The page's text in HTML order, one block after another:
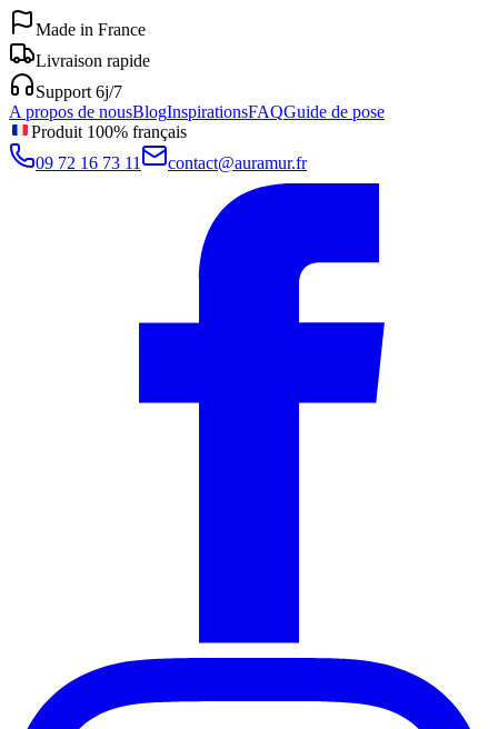
Made in France
Livraison rapide
Support 6j/7
A propos de nousBlogInspirationsFAQGuide de pose
Produit 100% français
09 72 16 73 11
contact@auramur.fr